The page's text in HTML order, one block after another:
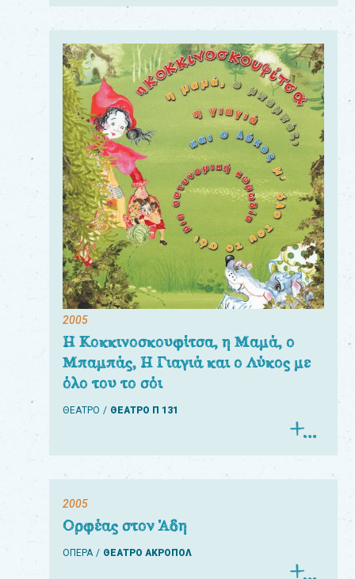
2005
Η Κοκκινοσκουφίτσα, η Μαμά, ο
Μπαμπάς, Η Γιαγιά και ο Λύκος με
όλο του το σόι
ΘΕΑΤΡΟ ΘΕΑΤΡΟ Π 131
2005
Ορφέας στον Άδη
ΟΠΕΡΑ ΘΕΑΤΡΟ ΑΚΡΟΠΟΛ